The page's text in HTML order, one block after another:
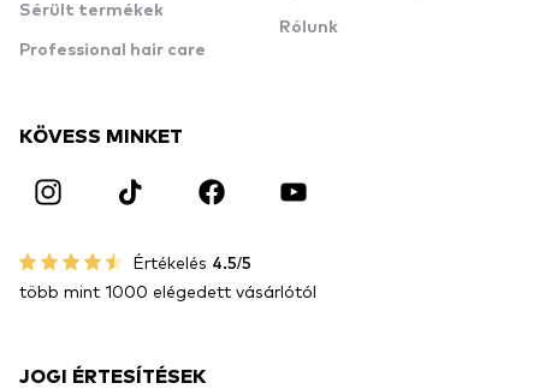
Sérült termékek
Professional hair care
Rólunk
KÖVESS MINKET
Értékelés 4.5/5
több mint 1000 elégedett vásárlótól
JOGI ÉRTESÍTÉSEK